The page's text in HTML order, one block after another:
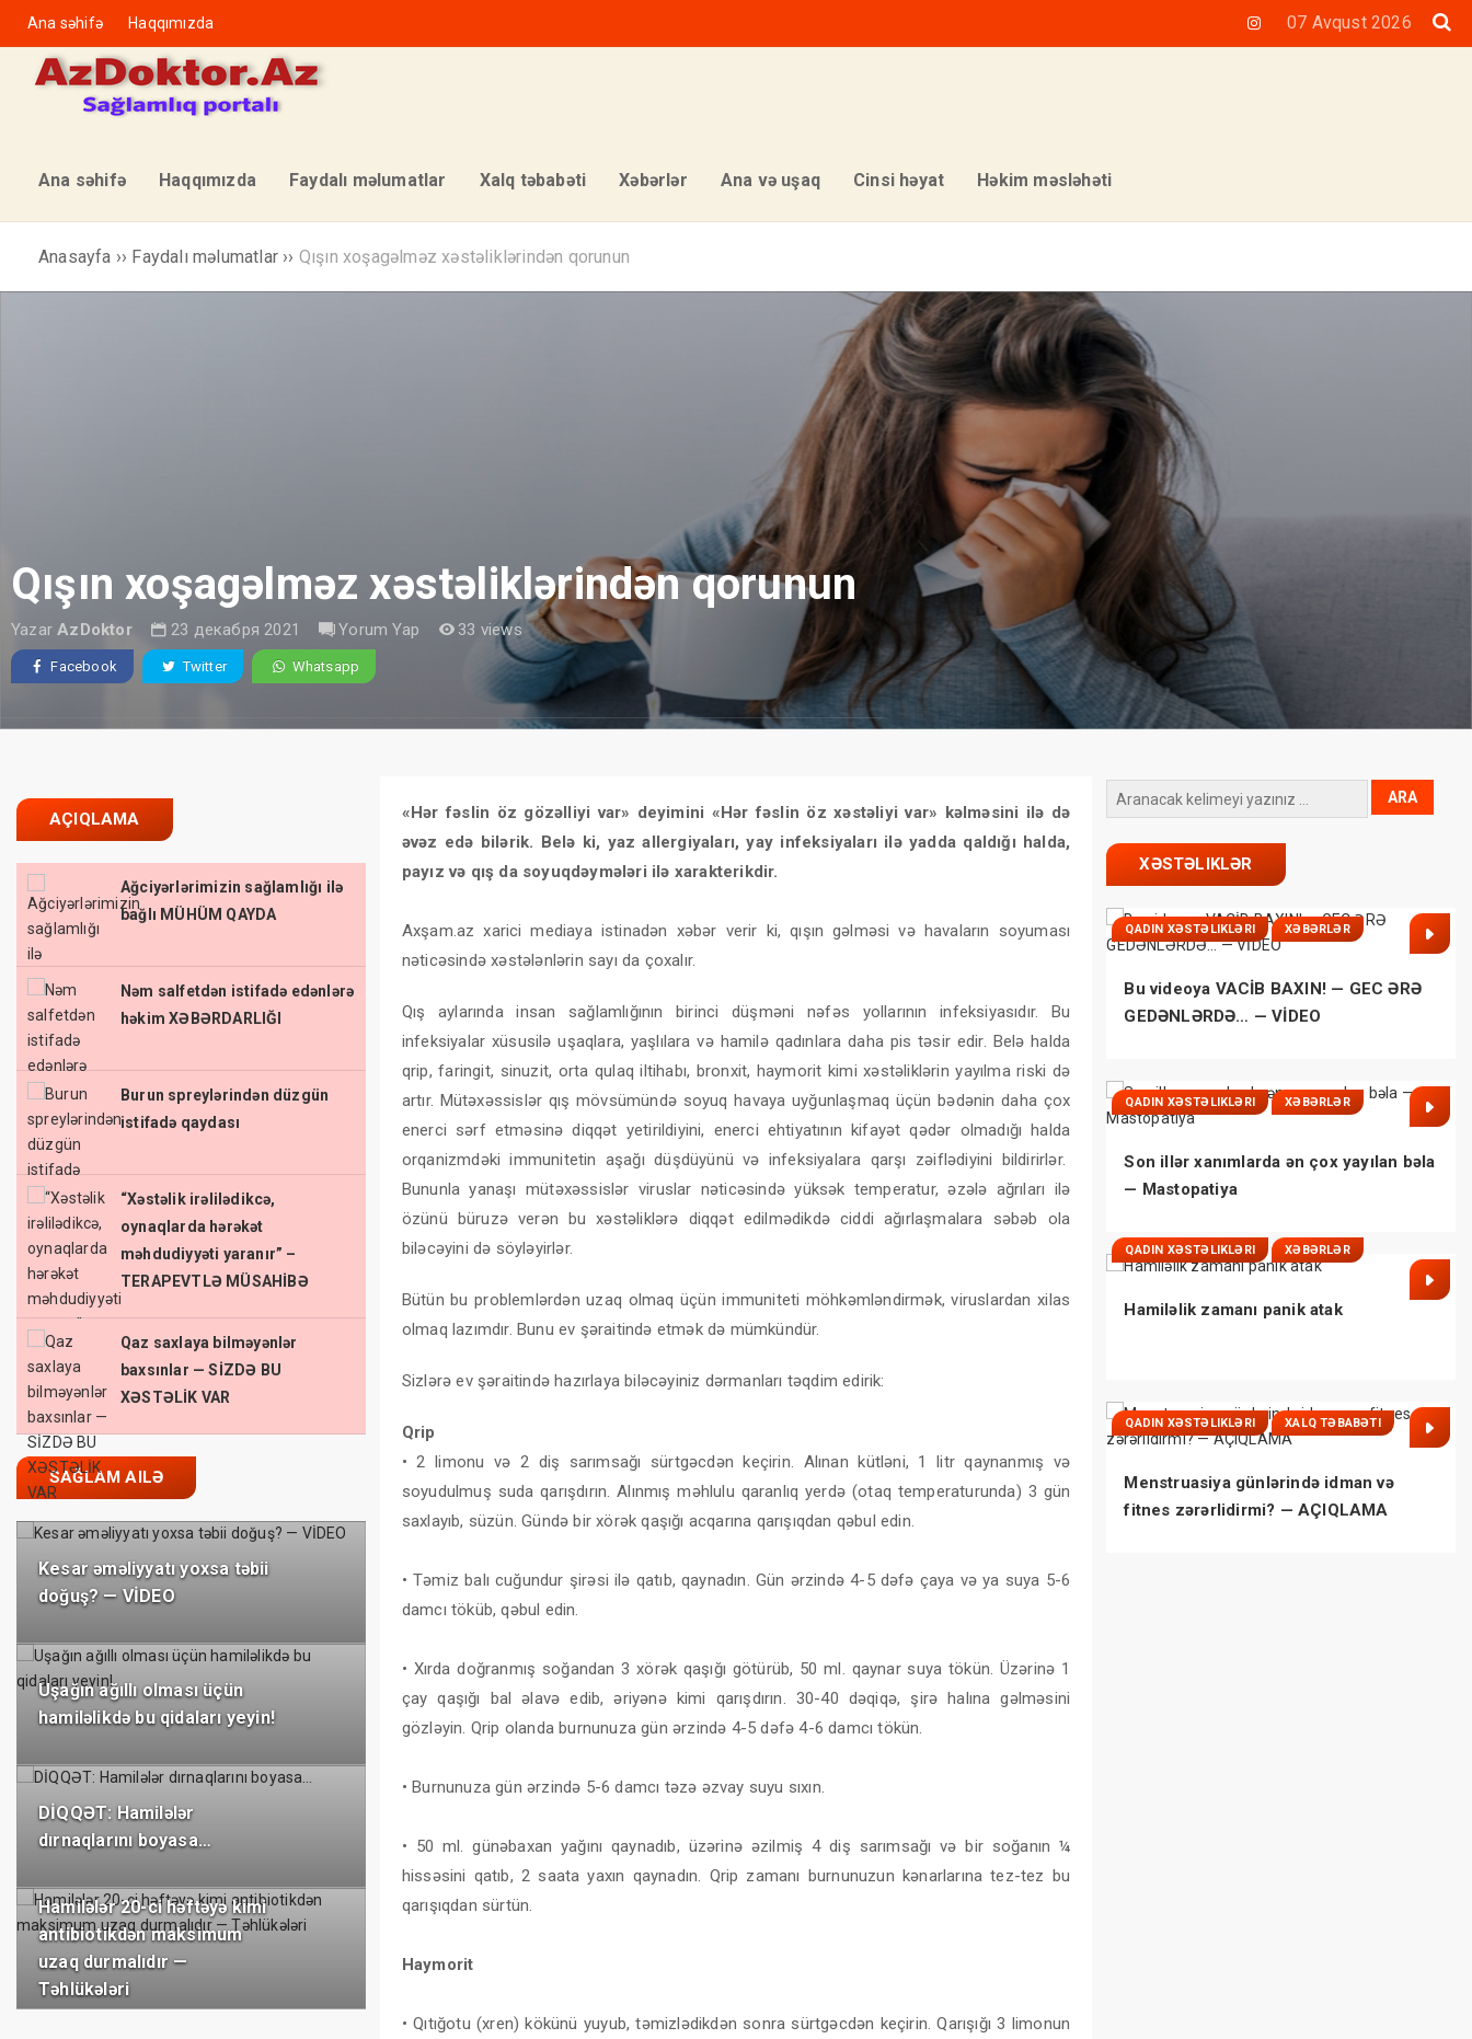
07 Avqust 2026
Ana səhifə Haqqımızda
Ana səhifə Haqqımızda Faydalı məlumatlar Xalq təbabəti Xəbərlər Ana və uşaq Cinsi həyat Həkim məsləhəti
Anasayfa ›› Faydalı məlumatlar ›› Qışın xoşagəlməz xəstəliklərindən qorunun
Qışın xoşagəlməz xəstəliklərindən qorunun
YazarAzDoktor 23 декабря 2021 Yorum Yap 33 views
Facebook Twitter Whatsapp
AÇIQLAMA
Ağciyərlərimizin sağlamlığı ilə
bağlı MÜHÜM QAYDA
Nəm salfetdən istifadə edənlərə
həkim XƏBƏRDARLIĞI
Burun spreylərindən düzgün
istifadə qaydası
“Xəstəlik irəlilədikcə,
oynaqlarda hərəkət
məhdudiyyəti yaranır” –
TERAPEVTLƏ MÜSAHİBƏ
Qaz saxlaya bilməyənlər
baxsınlar — SİZDƏ BU
XƏSTƏLİK VAR
SAĞLAM AILƏ
Kesar əməliyyatı yoxsa təbii
doğuş? — VİDEO
Uşağın ağıllı olması üçün
hamiləlikdə bu qidaları yeyin!
DİQQƏT: Hamilələr
dırnaqlarını boyasa…
Hamilələr 20-ci həftəyə kimi
antibiotikdən maksimum
uzaq durmalıdır —
Təhlükələri
«Hər fəslin öz gözəlliyi var» deyimini «Hər fəslin öz xəstəliyi var» kəlməsini ilə də
əvəz edə bilərik. Belə ki, yaz allergiyaları, yay infeksiyaları ilə yadda qaldığı halda,
payız və qış da soyuqdəymələri ilə xarakterikdir.
Axşam.az xarici mediaya istinadən xəbər verir ki, qışın gəlməsi və havaların soyuması
nəticəsində xəstələnlərin sayı da çoxalır.
Qış aylarında insan sağlamlığının birinci düşməni nəfəs yollarının infeksiyasıdır. Bu
infeksiyalar xüsusilə uşaqlara, yaşlılara və hamilə qadınlara daha pis təsir edir. Belə halda
qrip, faringit, sinuzit, orta qulaq iltihabı, bronxit, haymorit kimi xəstəliklərin yayılma riski də
artır. Mütəxəssislər qış mövsümündə soyuq havaya uyğunlaşmaq üçün bədənin daha çox
enerci sərf etməsinə diqqət yetirildiyini, enerci ehtiyatının kifayət qədər olmadığı halda
orqanizmdəki immunitetin aşağı düşdüyünü və infeksiyalara qarşı zəiflədiyini bildirirlər.
Bununla yanaşı mütəxəssislər viruslar nəticəsində yüksək temperatur, əzələ ağrıları ilə
özünü büruzə verən bu xəstəliklərə diqqət edilmədikdə ciddi ağırlaşmalara səbəb ola
biləcəyini də söyləyirlər.
Bütün bu problemlərdən uzaq olmaq üçün immuniteti möhkəmləndirmək, viruslardan xilas
olmaq lazımdır. Bunu ev şəraitində etmək də mümkündür.
Sizlərə ev şəraitində hazırlaya biləcəyiniz dərmanları təqdim edirik:
Qrip
• 2 limonu və 2 diş sarımsağı sürtgəcdən keçirin. Alınan kütləni, 1 litr qaynanmış və
soyudulmuş suda qarışdırın. Alınmış məhlulu qaranlıq yerdə (otaq temperaturunda) 3 gün
saxlayıb, süzün. Gündə bir xörək qaşığı acqarına qarışıqdan qəbul edin.
• Təmiz balı cuğundur şirəsi ilə qatıb, qaynadın. Gün ərzində 4-5 dəfə çaya və ya suya 5-6
damcı töküb, qəbul edin.
• Xırda doğranmış soğandan 3 xörək qaşığı götürüb, 50 ml. qaynar suya tökün. Üzərinə 1
çay qaşığı bal əlavə edib, əriyənə kimi qarışdırın. 30-40 dəqiqə, şirə halına gəlməsini
gözləyin. Qrip olanda burnunuza gün ərzində 4-5 dəfə 4-6 damcı tökün.
• Burnunuza gün ərzində 5-6 damcı təzə əzvay suyu sıxın.
• 50 ml. günəbaxan yağını qaynadıb, üzərinə əzilmiş 4 diş sarımsağı və bir soğanın ¼
hissəsini qatıb, 2 saata yaxın qaynadın. Qrip zamanı burnunuzun kənarlarına tez-tez bu
qarışıqdan sürtün.
Haymorit
• Qıtığotu (xren) kökünü yuyub, təmizlədikdən sonra sürtgəcdən keçirin. Qarışığı 3 limonun
XƏSTƏLIKLƏR
QADIN XƏSTƏLIKLƏRI XƏBƏRLƏR
Bu videoya VACİB BAXIN! — GEC ƏRƏ
GEDƏNLƏRDƏ… — VİDEO
QADIN XƏSTƏLIKLƏRI XƏBƏRLƏR
Son illər xanımlarda ən çox yayılan bəla
— Mastopatiya
QADIN XƏSTƏLIKLƏRI XƏBƏRLƏR
Hamiləlik zamanı panik atak
QADIN XƏSTƏLIKLƏRI XALQ TƏBABƏTI
Menstruasiya günlərində idman və
fitnes zərərlidirmi? — AÇIQLAMA